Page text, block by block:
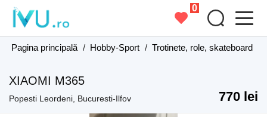
0
Pagina principală / Hobby-Sport / Trotinete, role, skateboard
XIAOMI M365
Popesti Leordeni, Bucuresti-Ilfov 770 lei